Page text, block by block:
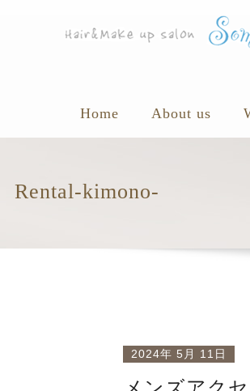
Home About us
Rental-kimono-
2024年 5月 11日